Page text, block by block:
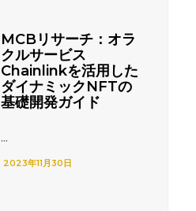
MCBリサーチ：オラ
クルサービス
Chainlinkを活用した
ダイナミックNFTの
基礎開発ガイド
...
2023年11月30日